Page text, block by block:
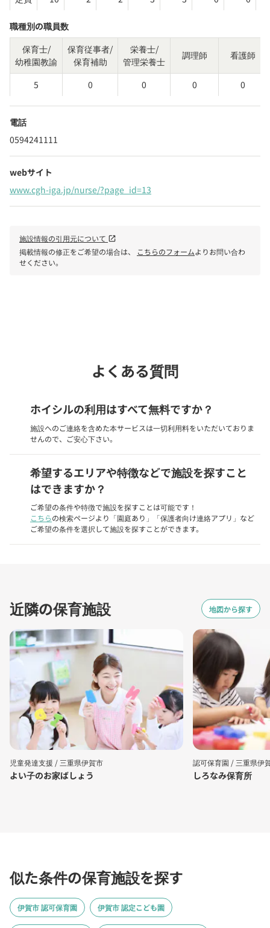
職種別の職員数
保育士/
幼稚園教諭
保育従事者/
保育補助
栄養士/
管理栄養士
調理師 看護師
5 0 0 0 0
電話
0594241111
webサイト
www.cgh-iga.jp/nurse/?page_id=13
施設情報の引用元について open_in_new
掲載情報の修正をご希望の場合は、 こちらのフォームよりお問い合わ
せください。
よくある質問
ホイシルの利用はすべて無料ですか？
施設へのご連絡を含めた本サービスは一切利用料をいただいておりま
せんので、ご安心下さい。
希望するエリアや特徴などで施設を探すこと
はできますか？
ご希望の条件や特徴で施設を探すことは可能です！
こちらの検索ページより「園庭あり」「保護者向け連絡アプリ」など
ご希望の条件を選択して施設を探すことができます。
近隣の保育施設 地図から探す
児童発達支援 / 三重県伊賀市
よい子のお家ばしょう
認可保育園 / 三重県伊
しろなみ保育所
似た条件の保育施設を探す
伊賀市 認可保育園 伊賀市 認定こども園